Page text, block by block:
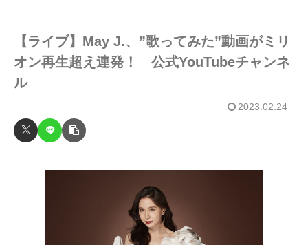
【ライブ】May J.、”歌ってみた”動画がミリ
オン再生超え連発！ 公式YouTubeチャンネ
ル
2023.02.24